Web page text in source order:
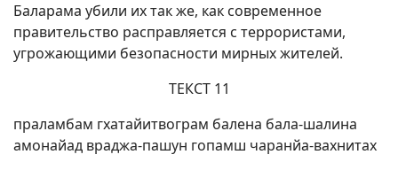
Баларама убили их так же, как современное
правительство расправляется с террористами,
угрожающими безопасности мирных жителей.
ТЕКСТ 11
праламбам гхатайитвограм балена бала-шалина
амонайад враджа-пашун гопамш чаранйа-вахнитах